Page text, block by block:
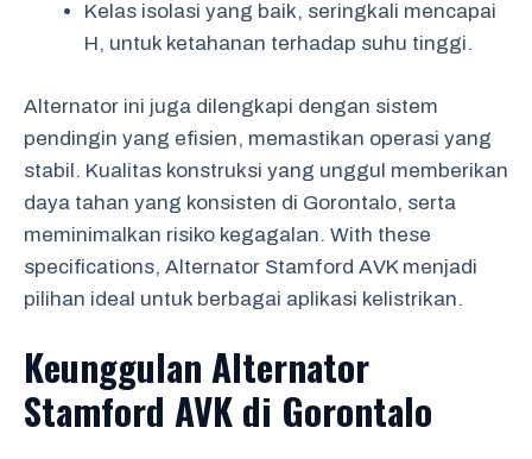
Kelas isolasi yang baik, seringkali mencapai
H, untuk ketahanan terhadap suhu tinggi.
Alternator ini juga dilengkapi dengan sistem
pendingin yang efisien, memastikan operasi yang
stabil. Kualitas konstruksi yang unggul memberikan
daya tahan yang konsisten di Gorontalo, serta
meminimalkan risiko kegagalan. With these
specifications, Alternator Stamford AVK menjadi
pilihan ideal untuk berbagai aplikasi kelistrikan.
Keunggulan Alternator
Stamford AVK di Gorontalo